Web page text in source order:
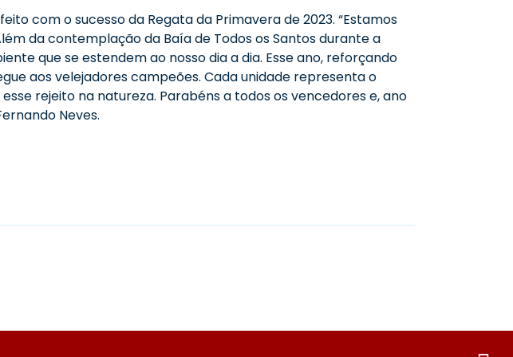
com o sucesso da Regata da Primavera de 2023. “Estamos
da contemplação da Baía de Todos os Santos durante a
que se estendem ao nosso dia a dia. Esse ano, reforçando
aos velejadores campeões. Cada unidade representa o
rejeito na natureza. Parabéns a todos os vencedores e, ano
Neves.